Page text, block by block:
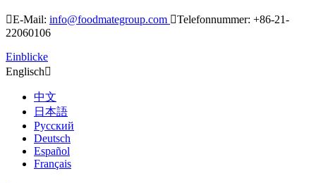
E-Mail: info@foodmategroup.com Telefonnummer: +86-21-
22060106
Einblicke
Englisch
中文
日本語
Русский
Deutsch
Español
Français